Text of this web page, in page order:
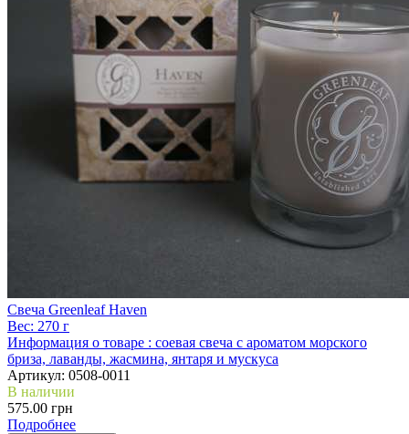
Свеча Greenleaf Haven
Вес: 270 г
Информация о товаре : соевая свеча с ароматом морского
бриза, лаванды, жасмина, янтаря и мускуса
Артикул: 0508-0011
В наличии
575.00 грн
Подробнее